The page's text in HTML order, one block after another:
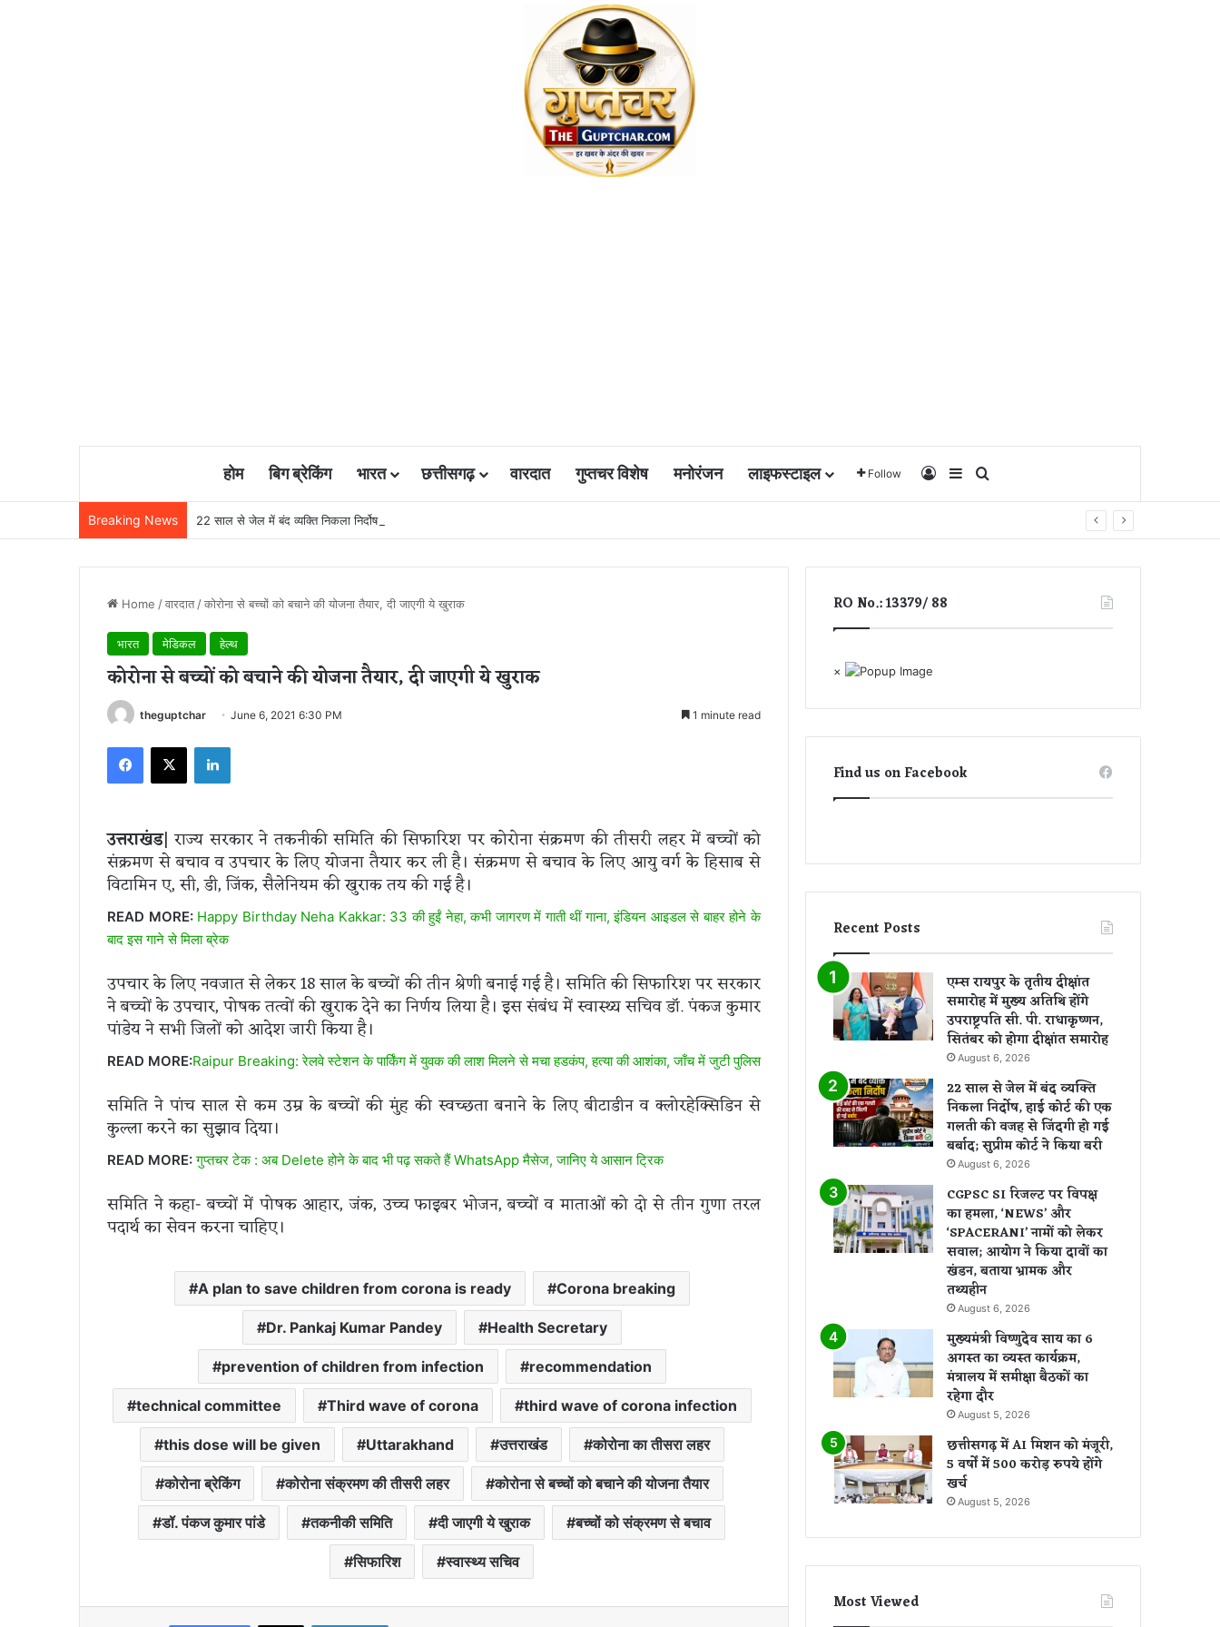
होम बिग ब्रेकिंग भारत छत्तीसगढ़ वारदात गुप्तचर विशेष मनोरंजन लाइफस्टाइल Follow Log InSidebar
Breaking News 22 साल से जेल में बंद व्यक्ति निकला निर्दोष, हाई कोर्ट की एक गलती की वजह से जिंदगी हो गई बर्बाद; सुप्रीम कोर्ट ने किया बरी
Home /वारदात /कोरोना से बच्चों को बचाने की योजना तैयार, दी जाएगी ये खुराक
भारत मेडिकल हेल्थ
कोरोना से बच्चों को बचाने की योजना तैयार, दी जाएगी ये खुराक
theguptchar June 6, 2021 6:30 PM 1 minute read
उत्तराखंड| राज्य सरकार ने तकनीकी समिति की सिफारिश पर कोरोना संक्रमण की तीसरी लहर में बच्चों को
संक्रमण से बचाव व उपचार के लिए योजना तैयार कर ली है। संक्रमण से बचाव के लिए आयु वर्ग के हिसाब से
विटामिन ए, सी, डी, जिंक, सैलेनियम की खुराक तय की गई है।
READ MORE: Happy Birthday Neha Kakkar: 33 की हुईं नेहा, कभी जागरण में गाती थीं गाना, इंडियन आइडल से बाहर होने के
बाद इस गाने से मिला ब्रेक
उपचार के लिए नवजात से लेकर 18 साल के बच्चों की तीन श्रेणी बनाई गई है। समिति की सिफारिश पर सरकार
ने बच्चों के उपचार, पोषक तत्वों की खुराक देने का निर्णय लिया है। इस संबंध में स्वास्थ्य सचिव डॉ. पंकज कुमार
पांडेय ने सभी जिलों को आदेश जारी किया है।
READ MORE:Raipur Breaking: रेलवे स्टेशन के पार्किंग में युवक की लाश मिलने से मचा हडकंप, हत्या की आशंका, जाँच में जुटी पुलिस
समिति ने पांच साल से कम उम्र के बच्चों की मुंह की स्वच्छता बनाने के लिए बीटाडीन व क्लोरहेक्सिडिन से
कुल्ला करने का सुझाव दिया।
READ MORE:गुप्तचर टेक : अब Delete होने के बाद भी पढ़ सकते हैं WhatsApp मैसेज, जानिए ये आसान ट्रिक
समिति ने कहा- बच्चों में पोषक आहार, जंक, उच्च फाइबर भोजन, बच्चों व माताओं को दो से तीन गुणा तरल
पदार्थ का सेवन करना चाहिए।
A plan to save children from corona is ready Corona breaking
Dr. Pankaj Kumar Pandey Health Secretary
prevention of children from infection recommendation
technical committee Third wave of corona third wave of corona infection
this dose will be given Uttarakhand उत्तराखंड कोरोना का तीसरा लहर
कोरोना ब्रेकिंग कोरोना संक्रमण की तीसरी लहर कोरोना से बच्चों को बचाने की योजना तैयार
डॉ. पंकज कुमार पांडे तकनीकी समिति दी जाएगी ये खुराक बच्चों को संक्रमण से बचाव
सिफारिश स्वास्थ्य सचिव
RO No.: 13379/ 88
×
Find us on Facebook
Recent Posts
एम्स रायपुर के तृतीय दीक्षांत
समारोह में मुख्य अतिथि होंगे
उपराष्ट्रपति सी. पी. राधाकृष्णन,
सितंबर को होगा दीक्षांत समारोह
August 6, 2026
22 साल से जेल में बंद व्यक्ति
निकला निर्दोष, हाई कोर्ट की एक
गलती की वजह से जिंदगी हो गई
बर्बाद; सुप्रीम कोर्ट ने किया बरी
August 6, 2026
CGPSC SI रिजल्ट पर विपक्ष
का हमला, ‘NEWS’ और
‘SPACERANI’ नामों को लेकर
सवाल; आयोग ने किया दावों का
खंडन, बताया भ्रामक और
तथ्यहीन
August 6, 2026
मुख्यमंत्री विष्णुदेव साय का 6
अगस्त का व्यस्त कार्यक्रम,
मंत्रालय में समीक्षा बैठकों का
रहेगा दौर
August 5, 2026
छत्तीसगढ़ में AI मिशन को मंजूरी,
5 वर्षों में 500 करोड़ रुपये होंगे
खर्च
August 5, 2026
Most Viewed